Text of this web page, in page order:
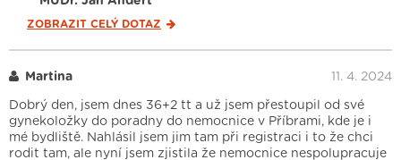
ZOBRAZIT CELÝ DOTAZ
Martina 11. 4. 2024
Dobrý den, jsem dnes 36+2 tt a už jsem přestoupil od své
gynekoložky do poradny do nemocnice v Příbrami, kde je i
mé bydliště. Nahlásil jsem jim tam při registraci i to že chci
rodit tam, ale nyní jsem zjistila že nemocnice nespolupracuje